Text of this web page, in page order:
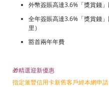
外幣簽賬高達3.6%「獎賞錢
全年簽賬高達3.6%「獎賞錢
里）
豁首兩年年費
🎁精選迎新優惠
指定滙豐信用卡新舊客戶經本網申